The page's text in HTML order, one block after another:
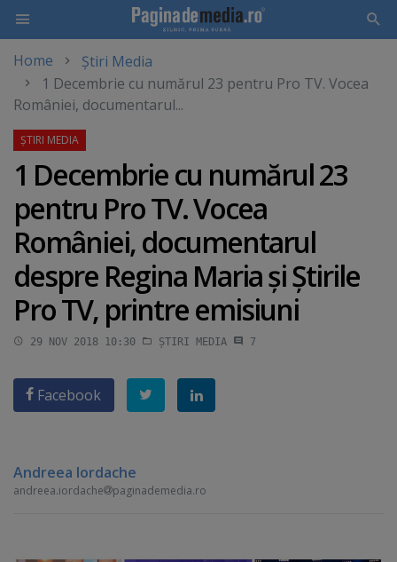
main
content
Home
Știri Media
1 Decembrie cu numărul 23 pentru Pro TV. Vocea
României, documentarul...
1 Decembrie cu numărul 23
pentru Pro TV. Vocea
României, documentarul
despre Regina Maria şi Ştirile
Pro TV, printre emisiuni
29 NOV 2018 10:30 ȘTIRI MEDIA 7
Facebook
Andreea Iordache
andreea.iordache paginademedia.ro